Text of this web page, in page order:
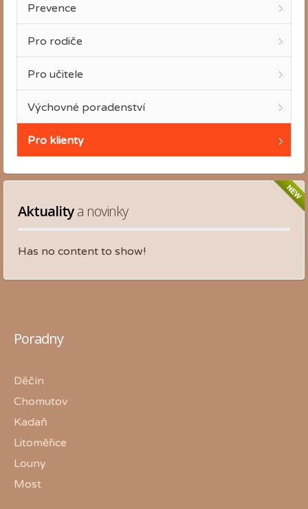
Prevence
Pro rodiče
Pro učitele
Výchovné poradenství
Pro klienty
Aktuality a novinky
Has no content to show!
Poradny
Děčín
Chomutov
Kadaň
Litoměřice
Louny
Most